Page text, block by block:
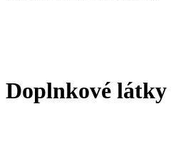
Doplnkové látky